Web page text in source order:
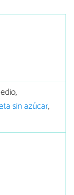
sin azúcar,